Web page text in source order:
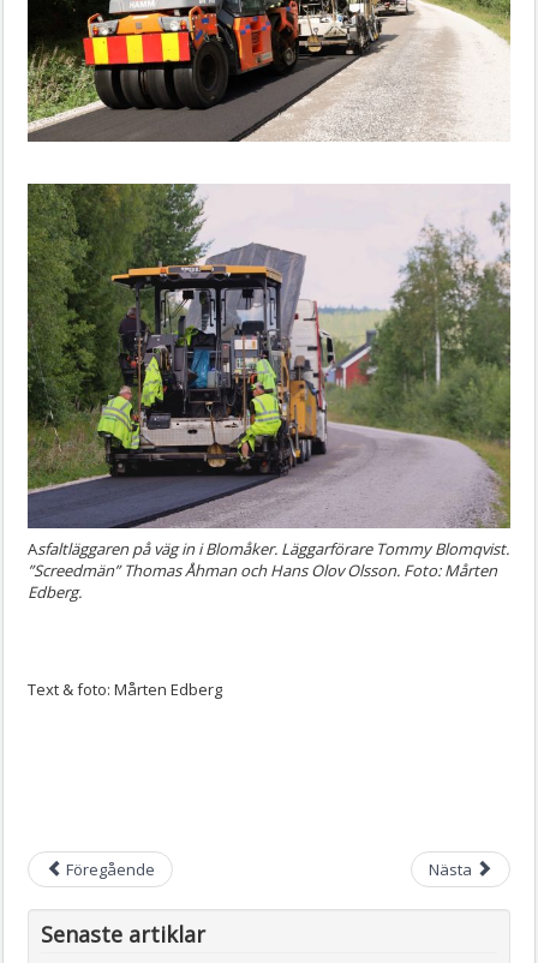
Asfaltläggaren på väg in i Blomåker. Läggarförare Tommy Blomqvist.
”Screedmän” Thomas Åhman och Hans Olov Olsson. Foto: Mårten
Edberg.
Text & foto: Mårten Edberg
Föregående Nästa
Senaste artiklar